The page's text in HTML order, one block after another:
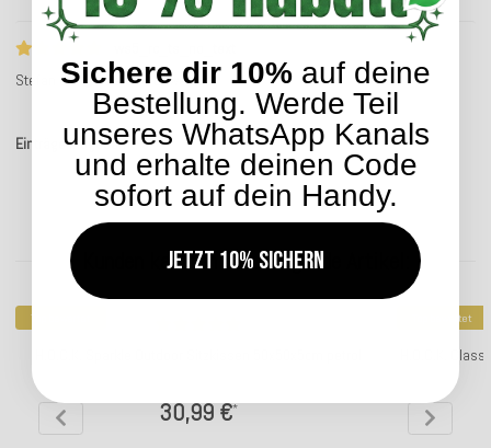
Stefan S.
Service-Bewertung
Einträge insgesamt: 5
Kunden kauften dazu folgende Artikel:
Top bewertet
30,99 €*
Top bewertet
H.O.C.K.
Sichere dir 10% auf deine
Bestellung. Werde Teil
unseres WhatsApp Kanals
und erhalte deinen Code
sofort auf dein Handy.
Jetzt 10% sichern